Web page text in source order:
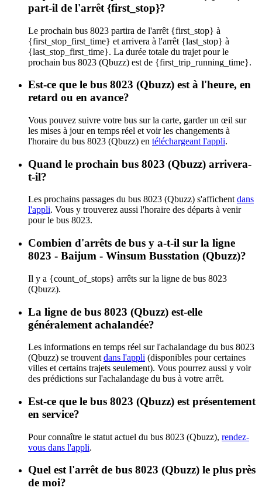
part-il de l'arrêt {first_stop}?
Le prochain bus 8023 partira de l'arrêt {first_stop} à
{first_stop_first_time} et arrivera à l'arrêt {last_stop} à
{last_stop_first_time}. La durée totale du trajet pour le
prochain bus 8023 (Qbuzz) est de {first_trip_running_time}.
Est-ce que le bus 8023 (Qbuzz) est à l'heure, en
retard ou en avance?
Vous pouvez suivre votre bus sur la carte, garder un œil sur
les mises à jour en temps réel et voir les changements à
l'horaire du bus 8023 (Qbuzz) en téléchargeant l'appli.
Quand le prochain bus 8023 (Qbuzz) arrivera-
t-il?
Les prochains passages du bus 8023 (Qbuzz) s'affichent dans
l'appli. Vous y trouverez aussi l'horaire des départs à venir
pour le bus 8023.
Combien d'arrêts de bus y a-t-il sur la ligne
8023 - Baijum - Winsum Busstation (Qbuzz)?
Il y a {count_of_stops} arrêts sur la ligne de bus 8023
(Qbuzz).
La ligne de bus 8023 (Qbuzz) est-elle
généralement achalandée?
Les informations en temps réel sur l'achalandage du bus 8023
(Qbuzz) se trouvent dans l'appli (disponibles pour certaines
villes et certains trajets seulement). Vous pourrez aussi y voir
des prédictions sur l'achalandage du bus à votre arrêt.
Est-ce que le bus 8023 (Qbuzz) est présentement
en service?
Pour connaître le statut actuel du bus 8023 (Qbuzz), rendez-
vous dans l'appli.
Quel est l'arrêt de bus 8023 (Qbuzz) le plus près
de moi?